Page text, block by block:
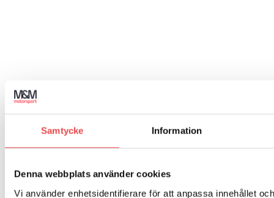
Samtycke Information
Denna webbplats använder cookies
Vi använder enhetsidentifierare för att anpassa innehållet